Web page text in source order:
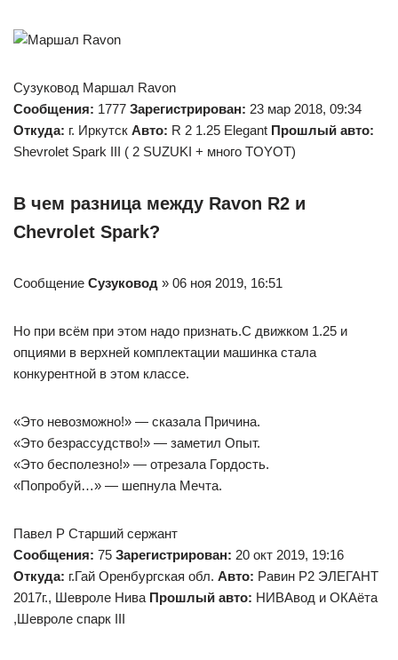
Сузуковод Маршал Ravon
Сообщения: 1777 Зарегистрирован: 23 мар 2018, 09:34
Откуда: г. Иркутск Авто: R 2 1.25 Elegant Прошлый авто:
Shevrolet Spark III ( 2 SUZUKI + много TOYOT)
В чем разница между Ravon R2 и
Chevrolet Spark?
Сообщение Сузуковод » 06 ноя 2019, 16:51
Но при всём при этом надо признать.С движком 1.25 и
опциями в верхней комплектации машинка стала
конкурентной в этом классе.
«Это невозможно!» — сказала Причина.
«Это безрассудство!» — заметил Опыт.
«Это бесполезно!» — отрезала Гордость.
«Попробуй…» — шепнула Мечта.
Павел Р Старший сержант
Сообщения: 75 Зарегистрирован: 20 окт 2019, 19:16
Откуда: г.Гай Оренбургская обл. Авто: Pавин Р2 ЭЛЕГАНТ
2017г., Шевроле Нива Прошлый авто: НИВАвод и ОКАёта
,Шевроле спарк III